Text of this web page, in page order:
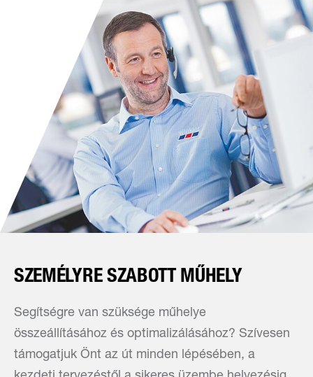
SZEMÉLYRE SZABOTT MŰHELY
Segítségre van szüksége műhelye
összeállításához és optimalizálásához? Szívesen
támogatjuk Önt az út minden lépésében, a